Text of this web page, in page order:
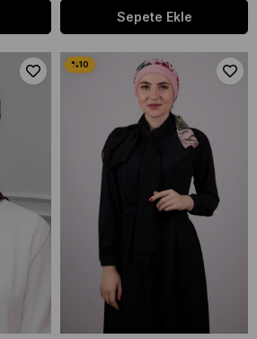
Sepete Ekle